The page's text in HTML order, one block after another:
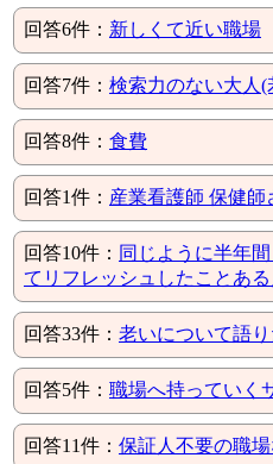
回答6件： 新しくて近い職場
回答7件： 検索力のない大人(
回答8件： 食費
回答1件： 産業看護師 保健師
回答10件： 同じように半年
てリフレッシュしたことあ
回答33件： 老いについて語
回答5件： 職場へ持っていく
回答11件： 保証人不要の職